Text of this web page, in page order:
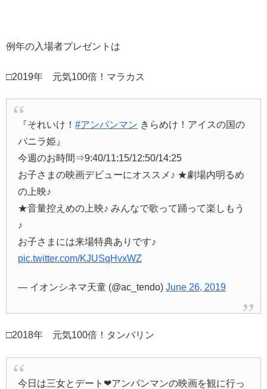
例年の入場者プレゼントは
□2019年 元気100倍！マラカス
『それいけ！#アンパンマン きらめけ！アイスの国の
バニラ姫』
今週のお時間⇒9:40/11:15/12:50/14:25
お子さまの映画デビューにオススメ♪ ★劇場内明るめ
の上映♪
★音量控えめの上映♪ みんなで歌って踊って楽しもう
♪
お子さまには来場特典ありです♪
pic.twitter.com/KJUSqHvxWZ
— イオンシネマ天童 (@ac_tendo)June 26, 2019
□2018年 元気100倍！タンバリン
今日は三女とデート❤アンパンマンの映画を観に行っ